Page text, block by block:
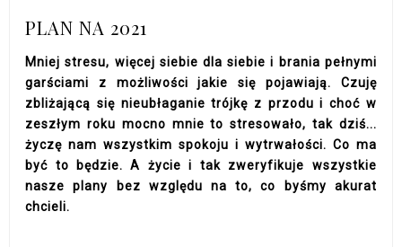
PLAN NA 2021
Mniej stresu, więcej siebie dla siebie i brania pełnymi
garściami z możliwości jakie się pojawiają. Czuję
zbliżającą się nieubłaganie trójkę z przodu i choć w
zeszłym roku mocno mnie to stresowało, tak dziś...
życzę nam wszystkim spokoju i wytrwałości. Co ma
być to będzie. A życie i tak zweryfikuje wszystkie
nasze plany bez względu na to, co byśmy akurat
chcieli.